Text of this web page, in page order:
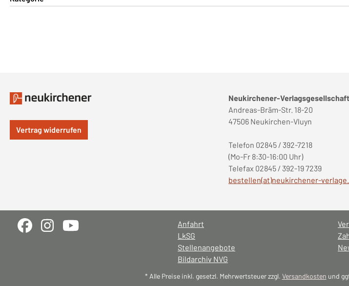
Vertrag widerrufen
Neukirchener-
Andreas-Bräm-Str. 18-20
47506 Neukirchen-Vluyn
Telefon 02845 / 392-7218
(Mo-Fr 8:30-16:00 Uhr)
Telefax 02845 / 392-19 7239
bestellen(at)neukirchener-
Anfahrt
LkSG
Stellenangebote
Bildarchiv NVG
* Alle Preise inkl. gesetzl. Mehrwertsteuer zzgl. Versandkosten und